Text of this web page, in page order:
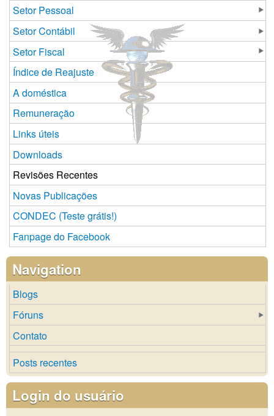
Setor Pessoal
Setor Contábil
Setor Fiscal
Índice de Reajuste
A doméstica
Remuneração
Links úteis
Downloads
Revisões Recentes
Novas Publicações
CONDEC (Teste grátis!)
Fanpage do Facebook
Navigation
Blogs
Fóruns
Contato
Posts recentes
Login do usuário